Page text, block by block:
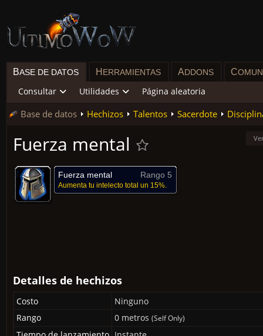
BASE DE DATOS H ERRAMIENTAS ADDONS C
Consultar Utilidades Página aleatoria
Base de datos Hechizos Talentos Sacerdote
Fuerza mental
Fuerza mental Rango 5
Aumenta tu intelecto total un 15%.
Detalles de hechizos
Costo
Ninguno
Rango
0 metros (Self Only)